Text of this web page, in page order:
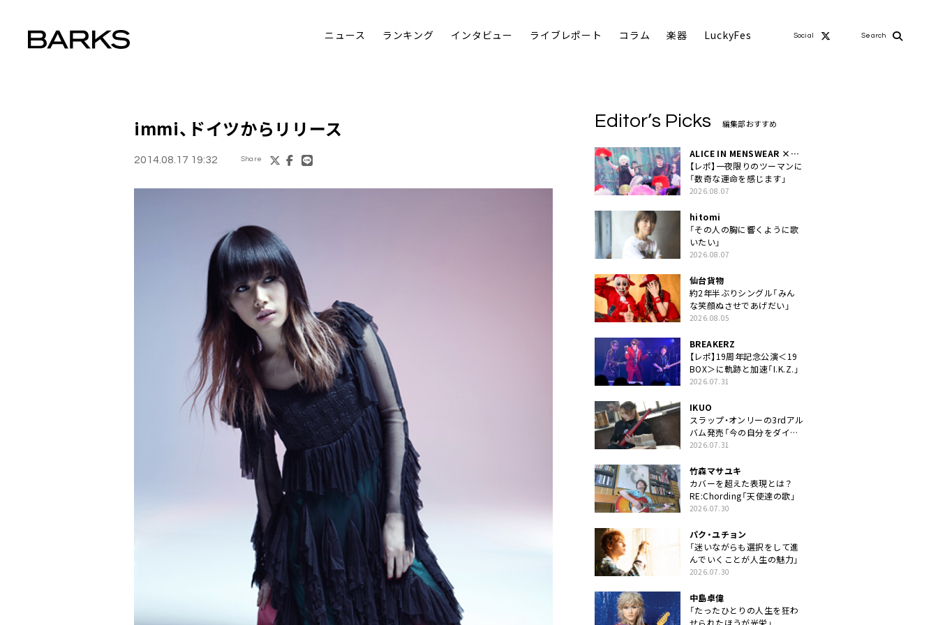
ニュース ランキング インタビュー ライブレポート コラム 楽器 LuckyFes Social Search
immi、ドイツからリリース
2014.08.17 19:32 Share
Editor’s Picks 編集部おすすめ
ALICE IN MENSWEAR ×
MASCHERA
【レポ】一夜限りのツーマンに
「数奇な運命を感じます」
2026.08.07
hitomi
「その人の胸に響くように歌
いたい」
2026.08.07
仙台貨物
約2年半ぶりシングル「みん
な笑顔ぬさせであげだい」
2026.08.05
BREAKERZ
【レポ】19周年記念公演＜19
BOX＞に軌跡と加速「I.K.Z.」
2026.07.31
IKUO
スラップ・オンリーの3rdアル
バム発売「今の自分をダイレ
クトに」
2026.07.31
竹森マサユキ
カバーを超えた表現とは？
RE:Chording「天使達の歌」
2026.07.30
パク・ユチョン
「迷いながらも選択をして進
んでいくことが人生の魅力」
2026.07.30
中島卓偉
「たったひとりの人生を狂わ
せられたほうが光栄」